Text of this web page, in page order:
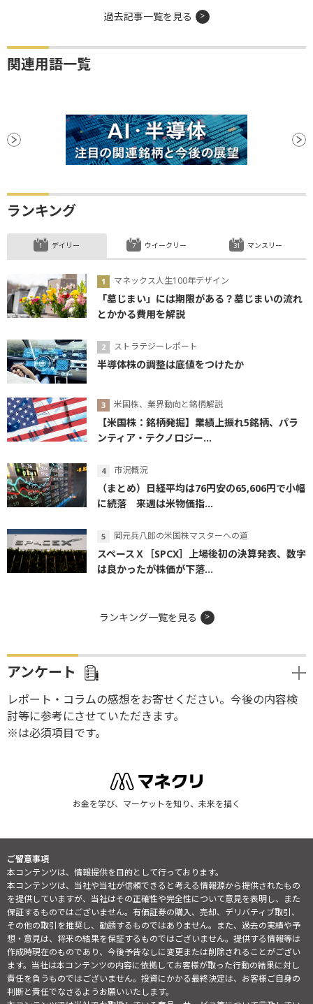
過去記事一覧を見る
関連用語一覧
ランキング
デイリー
マネックス人生100年デザイン
「墓じまい」には期限がある？墓じまいの流れ
とかかる費用を解説
ストラテジーレポート
半導体株の調整は底値をつけたか
米国株、業界動向と銘柄解説
【米国株：銘柄発掘】業績上振れ5銘柄、パラ
ンティア・テクノロジー...
市況概況
（まとめ）日経平均は76円安の65,606円で小幅
に続落 来週は米物価指...
岡元兵八郎の米国株マスターへの道
スペースＸ［SPCX］上場後初の決算発表、数字
は良かったが株価が下落...
ウイークリー マンスリー
ランキング一覧を見る
アンケート
レポート・コラムの感想をお寄せください。今後の内容検
討等に参考にさせていただきます。
※は必須項目です。
お金を学び、マーケットを知り、未来を描く
ご留意事項
本コンテンツは、情報提供を目的として行っております。
本コンテンツは、当社や当社が信頼できると考える情報源から提供されたもの
を提供していますが、当社はその正確性や完全性について意見を表明し、また
保証するものではございません。有価証券の購入、売却、デリバティブ取引、
その他の取引を推奨し、勧誘するものではありません。また、過去の実績や予
想・意見は、将来の結果を保証するものではございません。提供する情報等は
作成時現在のものであり、今後予告なしに変更または削除されることがござい
ます。当社は本コンテンツの内容に依拠してお客様が取った行動の結果に対し
責任を負うものではございません。投資にかかる最終決定は、お客様ご自身の
判断と責任でなさるようお願いいたします。